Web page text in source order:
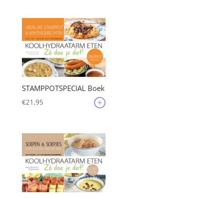
STAMPPOTSPECIAL Boek
€21,95